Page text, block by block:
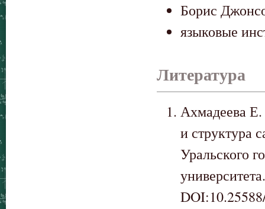
Борис
языковые
Литература
Ахмадеева
и структура
Уральского